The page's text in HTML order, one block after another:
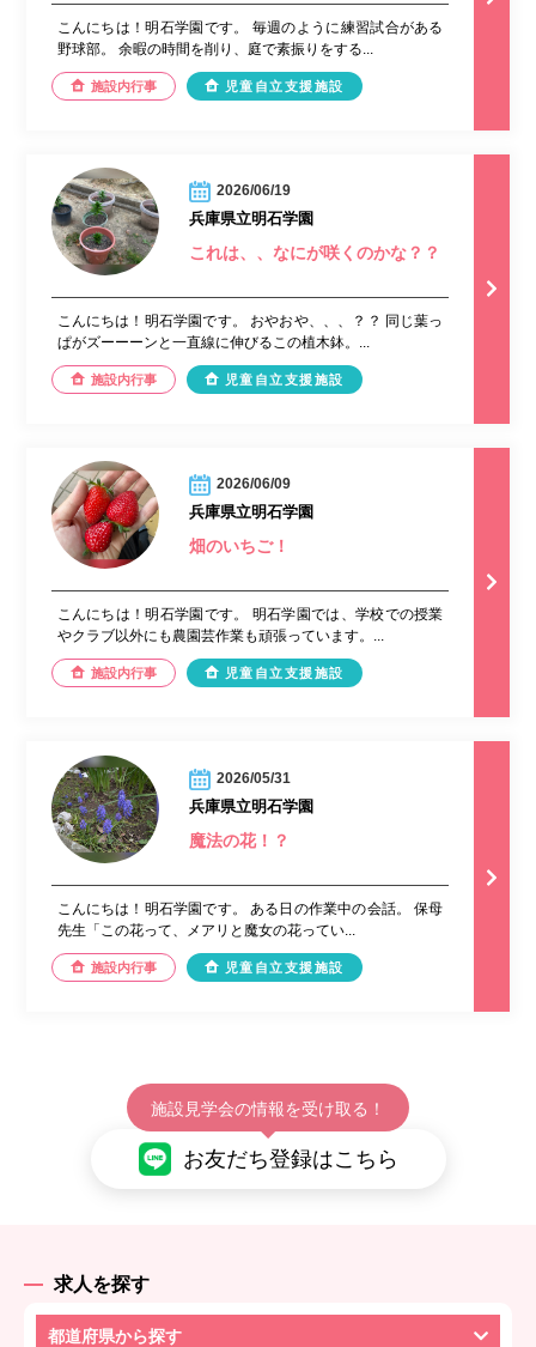
こんにちは！明石学園です。 毎週のように練習試合がある
野球部。 余暇の時間を削り、庭で素振りをする...
施設内行事 児童自立支援施設
2026/06/19
兵庫県立明石学園
これは、、なにが咲くのかな？？
こんにちは！明石学園です。 おやおや、、、？？ 同じ葉っ
ぱがズーーーンと一直線に伸びるこの植木鉢。...
施設内行事 児童自立支援施設
2026/06/09
兵庫県立明石学園
畑のいちご！
こんにちは！明石学園です。 明石学園では、学校での授業
やクラブ以外にも農園芸作業も頑張っています。...
施設内行事 児童自立支援施設
2026/05/31
兵庫県立明石学園
魔法の花！？
こんにちは！明石学園です。 ある日の作業中の会話。 保母
先生「この花って、メアリと魔女の花ってい...
施設内行事 児童自立支援施設
施設見学会の情報を受け取る！
お友だち登録はこちら
求人を探す
都道府県から探す